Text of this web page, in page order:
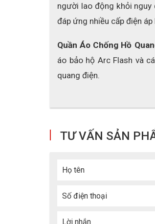
người lao động khỏi nguy
đáp ứng nhiều cấp điện
Quần Áo Chống Hồ
áo bảo hộ Arc Flash và
quang điện.
TƯ VẤN SẢN
Họ tên
Số điện thoại
Lời nhắn